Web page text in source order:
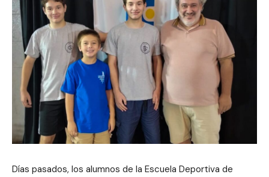
Días pasados, los alumnos de la Escuela Deportiva de